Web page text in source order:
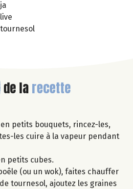
de la recette
petits bouquets, rincez-les,
les cuire à la vapeur pendant
petits cubes.
(ou un wok), faites chauffer
tournesol, ajoutez les graines